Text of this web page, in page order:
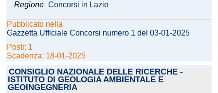
Regione Concorsi in Lazio
Pubblicato nella
Gazzetta Ufficiale Concorsi numero 1 del 03-01-2025
Posti: 1
Scadenza: 18-01-2025
CONSIGLIO NAZIONALE DELLE RICERCHE -
ISTITUTO DI GEOLOGIA AMBIENTALE E
GEOINGEGNERIA